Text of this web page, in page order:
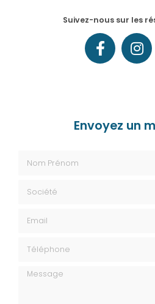
Suivez-nous sur les
Envoyez un
Message